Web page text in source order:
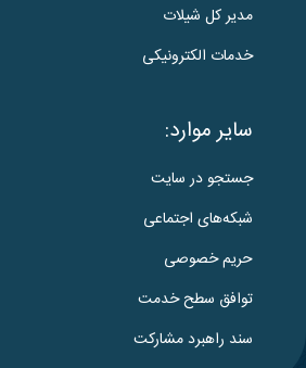
مدیر کل شیلات
خدمات الکترونیکی
سایر موارد:
جستجو در سایت
شبکه‌های اجتماعی
حریم خصوصی
توافق سطح خدمت
سند راهبرد مشارکت